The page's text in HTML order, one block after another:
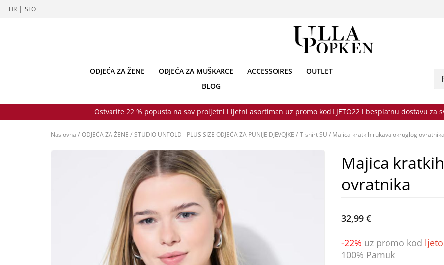
HR | SLO
ODJEĆA ZA ŽENE ODJEĆA ZA MUŠKARCE ACCESSOIRES
OUTLET
BLOG
Ostvarite 22 % popusta na sav proljetni i ljetni asortiman uz promo kod LJETO22 i besplatnu dostavu za
Naslovna / ODJEĆA ZA ŽENE / STUDIO UNTOLD - PLUS SIZE ODJEĆA ZA PUNIJE DJEVOJKE / T-shirt SU / Majica kratkih rukava okruglog ovratnika
Majica
ovratnika
32,99 €
-22% uz promo kod
100% Pamuk